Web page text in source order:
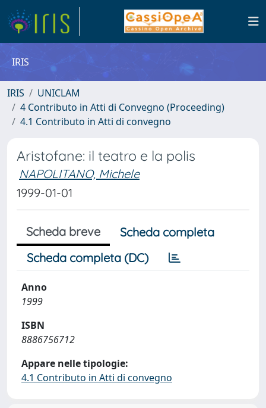
IRIS
IRIS
UNICLAM
4 Contributo in Atti di Convegno (Proceeding)
4.1 Contributo in Atti di convegno
Aristofane: il teatro e la polis
NAPOLITANO, Michele
1999-01-01
Scheda breve
Scheda completa
Scheda completa (DC)
Anno
1999
ISBN
8886756712
Appare nelle tipologie:
4.1 Contributo in Atti di convegno